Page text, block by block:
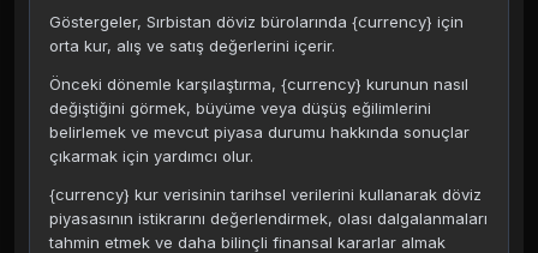
Göstergeler, Sırbistan döviz bürolarında {currency} için
orta kur, alış ve satış değerlerini içerir.
Önceki dönemle karşılaştırma, {currency} kurunun nasıl
değiştiğini görmek, büyüme veya düşüş eğilimlerini
belirlemek ve mevcut piyasa durumu hakkında sonuçlar
çıkarmak için yardımcı olur.
{currency} kur verisinin tarihsel verilerini kullanarak döviz
piyasasının istikrarını değerlendirmek, olası dalgalanmaları
tahmin etmek ve daha bilinçli finansal kararlar almak